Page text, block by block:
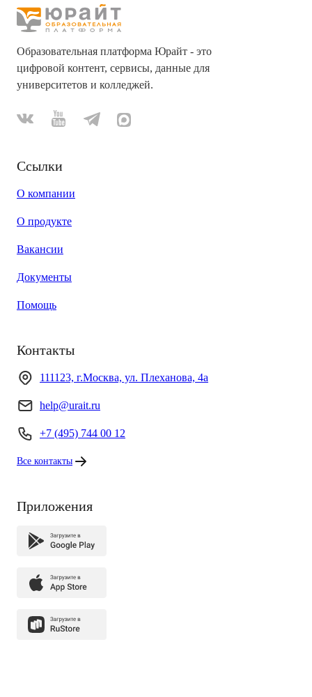
Образовательная платформа Юрайт - это
цифровой контент, сервисы, данные для
университетов и колледжей.
Ссылки
О компании
О продукте
Вакансии
Документы
Помощь
Контакты
111123, г.Москва, ул. Плеханова, 4а
help@urait.ru
+7 (495) 744 00 12
Все контакты
Приложения